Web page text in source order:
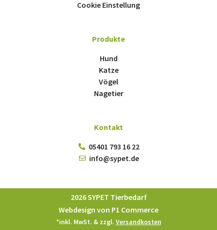
Cookie Einstellung
Produkte
Hund
Katze
Vögel
Nagetier
Kontakt
05401 793 16 22
info@sypet.de
2026 SYPET Tierbedarf
Webdesign von P1 Commerce
*inkl. MwSt. & zzgl. Versandkosten